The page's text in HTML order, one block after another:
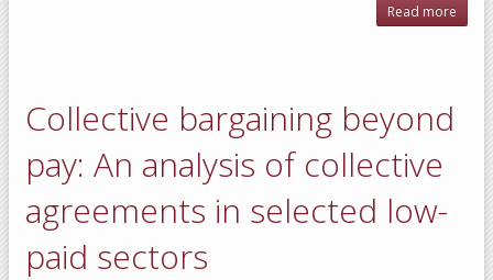
Read more
Collective bargaining beyond
pay: An analysis of collective
agreements in selected low-
paid sectors